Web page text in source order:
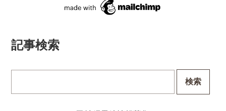
記事検索
検索